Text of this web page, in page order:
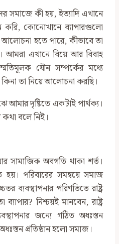
সমাজে কী হয়, ইত্যাদি এখানে
করি, কোনোখানে ব্যাপারগুলো
আলোচনা হতে পারে, কীভাবে তা
আমরা এখানে বিয়ে আর বিবাহ
যৌন সম্পর্কের মধ্যে
তা নিয়ে আলোচনা করছি।
আমার দৃষ্টিতে একটাই পার্থক্য।
বলে নিই।
সামাজিক অবগতি থাকা শর্ত।
হয়। পরিবারের সমন্বয়ে সমাজ
ব্যবস্থাপনার পরিণতিতে রাষ্ট্র
নিশ্চয়ই মানবেন, রাষ্ট্র
জন্যে গঠিত অধঃস্তন
প্রতিষ্ঠান হলো সমাজ।